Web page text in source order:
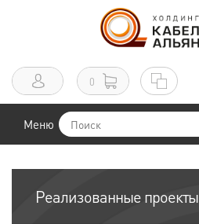
0
Меню
Реализованные проекты